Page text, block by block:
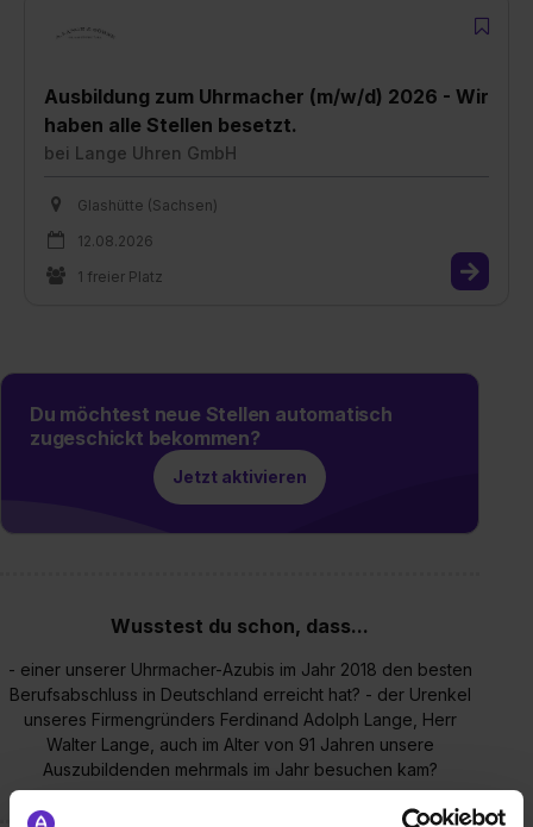
Ausbildung zum Uhrmacher (m/w/d) 2026 - Wir
haben alle Stellen besetzt.
bei Lange Uhren GmbH
Glashütte (Sachsen)
12.08.2026
1 freier Platz
Du möchtest neue Stellen automatisch
zugeschickt bekommen?
Jetzt aktivieren
Wusstest du schon, dass...
- einer unserer Uhrmacher-Azubis im Jahr 2018 den besten
Berufsabschluss in Deutschland erreicht hat? - der Urenkel
unseres Firmengründers Ferdinand Adolph Lange, Herr
Walter Lange, auch im Alter von 91 Jahren unsere
Auszubildenden mehrmals im Jahr besuchen kam?